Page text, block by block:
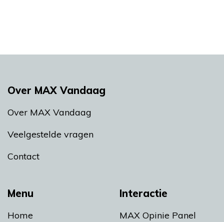
Menu
Home
Interactie
MAX Opinie Panel
Over MAX Vandaag
Over MAX Vandaag
Veelgestelde vragen
Contact